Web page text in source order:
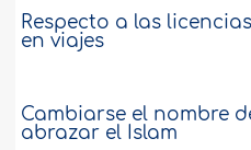
Respecto a las
en viajes
Cambiarse el nombre
abrazar el Islam